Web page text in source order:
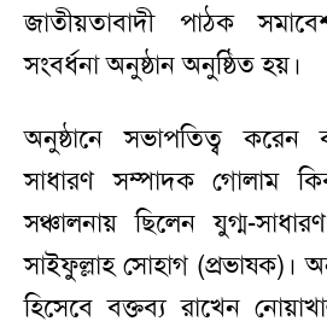
জাতীয়তাবাদী পাঠক
সংবর্ধনা অনুষ্ঠান অনুষ্ঠিত হয়।
অনুষ্ঠানে সভাপতিত্ব করেন
সাধারণ সম্পাদক গোলাম
সঞ্চালনায় ছিলেন যুগ্ম-
সাইফুল্লাহ সোহাগ (প্রভাষক)।
হিসেবে বক্তব্য রাখেন